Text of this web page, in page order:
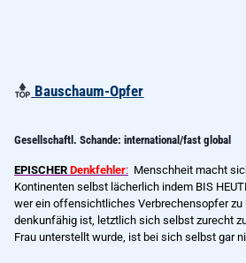
Bauschaum-Opfer
Gesellschaftl. Schande: international/fast global
EPISCHER Denkfehler: Menschheit macht
Kontinenten selbst lächerlich indem BIS
wer ein offensichtliches Verbrechensopfer zu
denkunfähig ist, letztlich sich selbst zurecht
Frau unterstellt wurde, ist bei sich selbst gar